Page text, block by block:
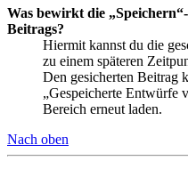
Was bewirkt die
Beitrags?
Hiermit kannst du die
zu einem späteren
Den gesicherten Beitrag
„Gespeicherte Entwürfe
Bereich erneut laden.
Nach oben